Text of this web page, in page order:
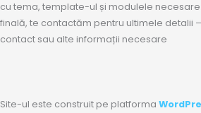
cu tema, template-ul și modulele
finală, te contactăm pentru ultimele detalii
contact sau alte informații necesare
Site-ul este construit pe platforma